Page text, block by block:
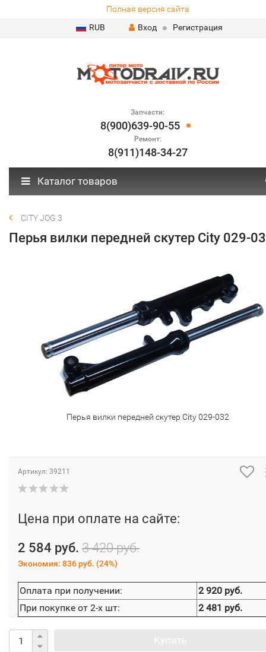
Полная версия сайта
RUB
Вход Регистрация
Запчасти:
8(900)639-90-55
Ремонт:
8(911)148-34-27
Каталог товаров
CITY JOG 3
Перья вилки передней скутер City 029-
Перья вилки передней скутер City 029-032
Артикул: 39211
Цена при оплате на сайте:
2 584 руб. 3 420 руб.
Экономия: 836 руб. (24%)
Оплата при получении:
2 920 руб.
При покупке от 2-х шт:
2 481 руб.